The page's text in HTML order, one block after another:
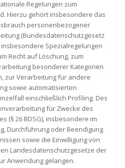
Regelungen zum
Hierzu gehört insbesondere das
personenbezogener
(Bundesdatenschutzgesetz
insbesondere Spezialregelungen
Recht auf Löschung, zum
besonderer Kategorien
zur Verarbeitung für andere
sowie automatisierten
einschließlich Profiling. Des
für Zwecke des
(§ 26 BDSG), insbesondere im
Durchführung oder Beendigung
sowie die Einwilligung von
Landesdatenschutzgesetze der
Anwendung gelangen.